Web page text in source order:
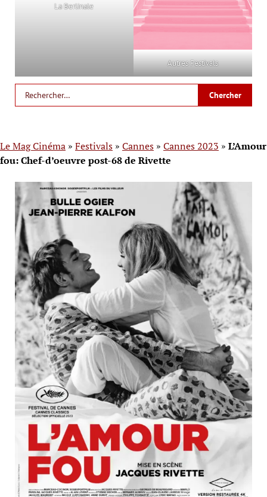
La Berlinale
Autres Festivals
Le Mag Cinéma » Festivals » Cannes » Cannes 2023 » L’Amour
fou: Chef-d’oeuvre post-68 de Rivette